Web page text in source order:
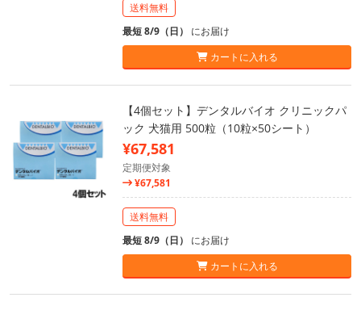
送料無料
最短 8/9（日） にお届け
カートに入れる
【4個セット】デンタルバイオ クリニックパ
ック 犬猫用 500粒（10粒×50シート）
¥67,581
定期便対象
¥67,581
送料無料
最短 8/9（日） にお届け
カートに入れる